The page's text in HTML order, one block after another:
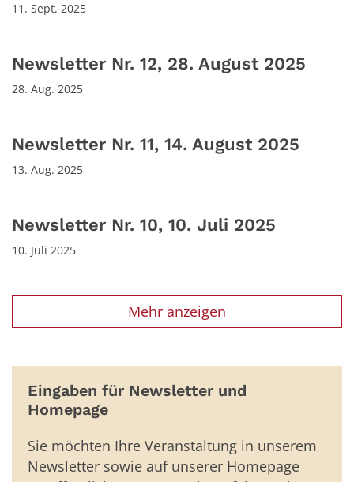
11. Sept. 2025
Newsletter Nr. 12, 28. August 2025
28. Aug. 2025
Newsletter Nr. 11, 14. August 2025
13. Aug. 2025
Newsletter Nr. 10, 10. Juli 2025
10. Juli 2025
Mehr anzeigen
Eingaben für Newsletter und
Homepage
Sie möchten Ihre Veranstaltung in unserem
Newsletter sowie auf unserer Homepage